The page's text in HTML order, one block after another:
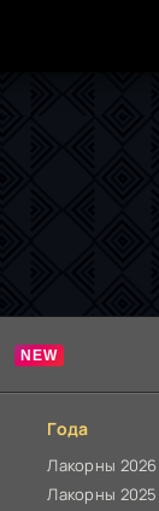
Года
Лакорны 2026
Лакорны 2025